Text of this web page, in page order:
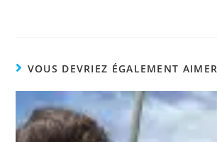
VOUS DEVRIEZ ÉGALEMENT AIMER